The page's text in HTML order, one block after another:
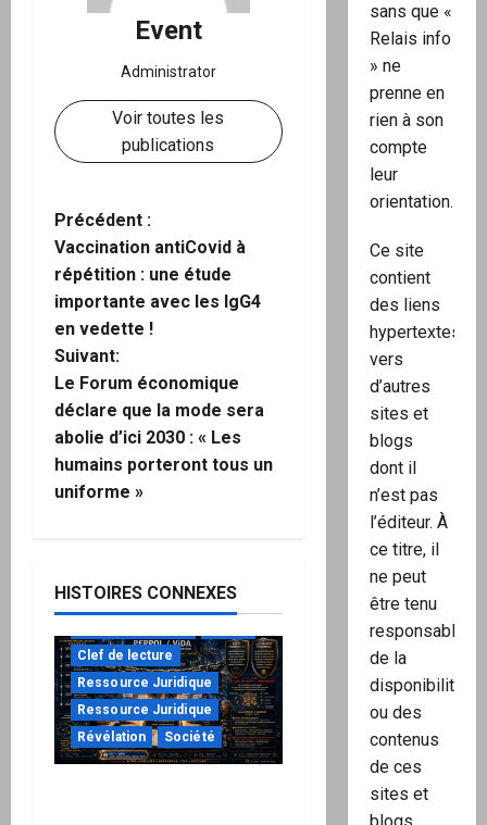
Event
Administrator
Voir toutes les
publications
N
a
v
i
g
a
t
o
n
d
’
a
Précédent :
Vaccination antiCovid à
répétition : une étude
importante avec les IgG4
en vedette !
Suivant:
Le Forum économique
déclare que la mode sera
abolie d’ici 2030 : « Les
humains porteront tous un
uniforme »
HISTOIRES CONNEXES
Clef de lecture
Ressource Juridique
Ressource Juridique
Révélation
Société
sans que «
Relais info
» ne
prenne en
rien à son
compte
leur
orientation.
Ce site
contient
des liens
hypertextes
vers
d’autres
sites et
blogs
dont il
n’est pas
l’éditeur. À
ce titre, il
ne peut
être tenu
responsable
de la
disponibilité
ou des
contenus
de ces
sites et